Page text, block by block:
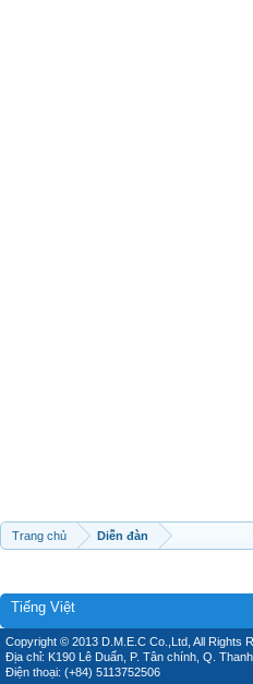
Trang chủ Diễn đàn
Tiếng Việt
Copyright © 2013 D.M.E.C Co.,Ltd, All Rights
Địa chỉ: K190 Lê Duẩn, P. Tân chính, Q.
Điện thoại: (+84) 5113752506